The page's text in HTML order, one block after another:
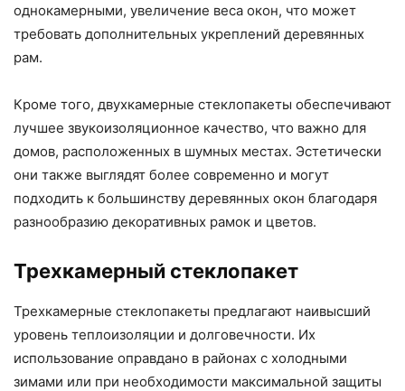
однокамерными, увеличение веса окон, что может
требовать дополнительных укреплений деревянных
рам.
Кроме того, двухкамерные стеклопакеты обеспечивают
лучшее звукоизоляционное качество, что важно для
домов, расположенных в шумных местах. Эстетически
они также выглядят более современно и могут
подходить к большинству деревянных окон благодаря
разнообразию декоративных рамок и цветов.
Трехкамерный стеклопакет
Трехкамерные стеклопакеты предлагают наивысший
уровень теплоизоляции и долговечности. Их
использование оправдано в районах с холодными
зимами или при необходимости максимальной защиты